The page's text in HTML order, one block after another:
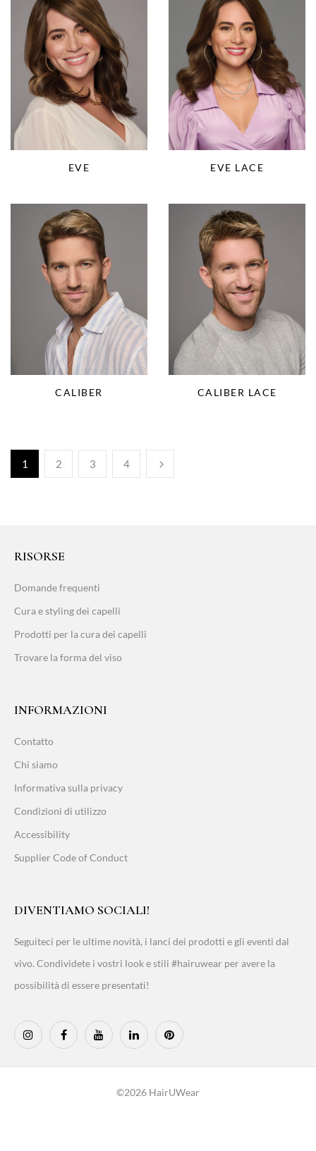
EVE EVE LACE
CALIBER CALIBER LACE
1 2 3 4
RISORSE
Domande frequenti
Cura e styling dei capelli
Prodotti per la cura dei capelli
Trovare la forma del viso
INFORMAZIONI
Contatto
Chi siamo
Informativa sulla privacy
Condizioni di utilizzo
Accessibility
Supplier Code of Conduct
DIVENTIAMO SOCIALI!
Seguiteci per le ultime novità, i lanci dei prodotti e gli eventi dal
vivo. Condividete i vostri look e stili #hairuwear per avere la
possibilità di essere presentati!
©2026 HairUWear